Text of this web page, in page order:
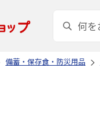
備蓄・保存食・防災用品